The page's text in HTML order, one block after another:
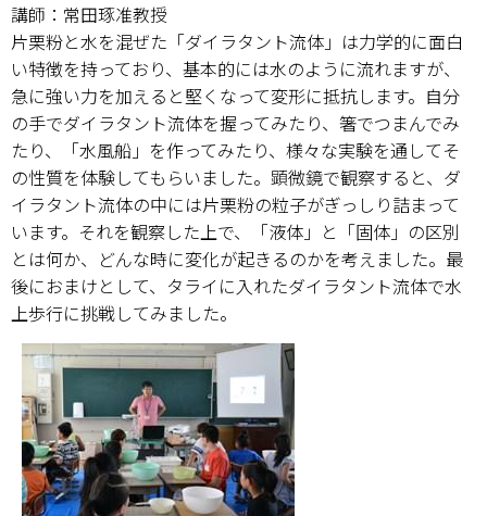
講師：常田琢准教授
片栗粉と水を混ぜた「ダイラタント流体」は力学的に面白
い特徴を持っており、基本的には水のように流れますが、
急に強い力を加えると堅くなって変形に抵抗します。自分
の手でダイラタント流体を握ってみたり、箸でつまんでみ
たり、「水風船」を作ってみたり、様々な実験を通してそ
の性質を体験してもらいました。顕微鏡で観察すると、ダ
イラタント流体の中には片栗粉の粒子がぎっしり詰まって
います。それを観察した上で、「液体」と「固体」の区別
とは何か、どんな時に変化が起きるのかを考えました。最
後におまけとして、タライに入れたダイラタント流体で水
上歩行に挑戦してみました。